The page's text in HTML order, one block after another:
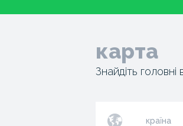
карта
Знайдіть
країна